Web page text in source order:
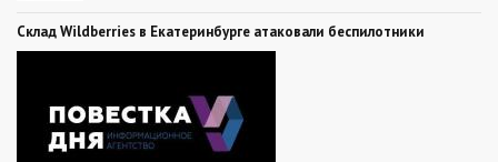
Склад Wildberries в Екатеринбурге атаковали беспилотники